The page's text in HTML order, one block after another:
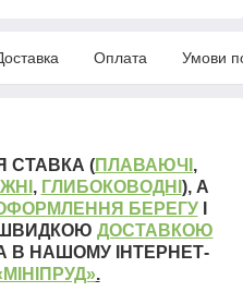
Оплата Умови
СТАВКА (ПЛАВАЮЧІ ,
, ГЛИБОКОВОДНІ ), А
БЕРЕГУІ
ДОСТАВКОЮ
В НАШОМУ ІНТЕРНЕТ-
.